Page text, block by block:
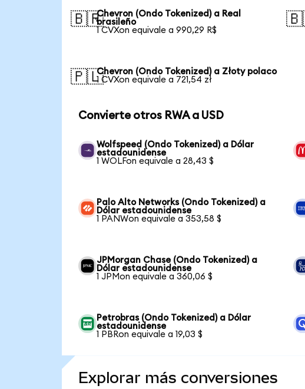
🇧🇷Chevron (Ondo Tokenized) a Real
brasileño
1 CVXon equivale a 990,29 R$
🇵🇱Chevron (Ondo Tokenized) a Złoty polaco
1 CVXon equivale a 721,54 zł
Convierte otros RWA a USD
Wolfspeed (Ondo Tokenized) a Dólar
estadounidense
1 WOLFon equivale a 28,43 $
Palo Alto Networks (Ondo Tokenized) a
Dólar estadounidense
1 PANWon equivale a 353,58 $
JPMorgan Chase (Ondo Tokenized) a
Dólar estadounidense
1 JPMon equivale a 360,06 $
Petrobras (Ondo Tokenized) a Dólar
estadounidense
1 PBRon equivale a 19,03 $
Explorar más conversiones